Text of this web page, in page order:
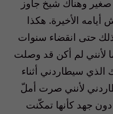
وهناك شيخ جاوز
أيامه الأخيرة. هكذا
حتى انقضاء سنوات
لأنني لم أكن قد وصلت
سيطاردني أثناء
لأنني صرت أملّ
جهد كأنها تمكّنت